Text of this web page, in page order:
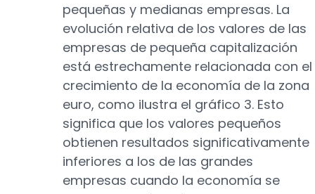
pequeñas y medianas empresas. La
evolución relativa de los valores de las
empresas de pequeña capitalización
está estrechamente relacionada con el
crecimiento de la economía de la zona
euro, como ilustra el gráfico 3. Esto
significa que los valores pequeños
obtienen resultados significativamente
inferiores a los de las grandes
empresas cuando la economía se